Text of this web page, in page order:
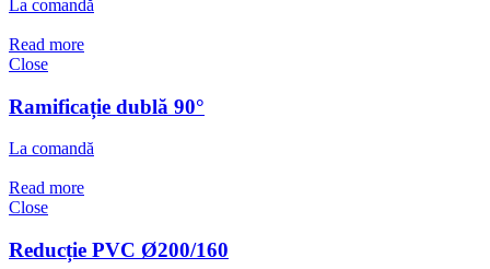
La comandă
Read more
Close
Ramificație dublă 90°
La comandă
Read more
Close
Reducție PVC Ø200/160